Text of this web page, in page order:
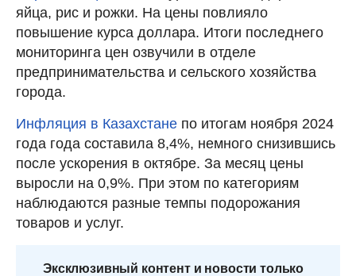
яйца, рис и рожки. На цены повлияло
повышение курса доллара. Итоги последнего
мониторинга цен озвучили в отделе
предпринимательства и сельского хозяйства
города.
Инфляция в Казахстане по итогам ноября 2024
года года составила 8,4%, немного снизившись
после ускорения в октябре. За месяц цены
выросли на 0,9%. При этом по категориям
наблюдаются разные темпы подорожания
товаров и услуг.
Эксклюзивный контент и новости только